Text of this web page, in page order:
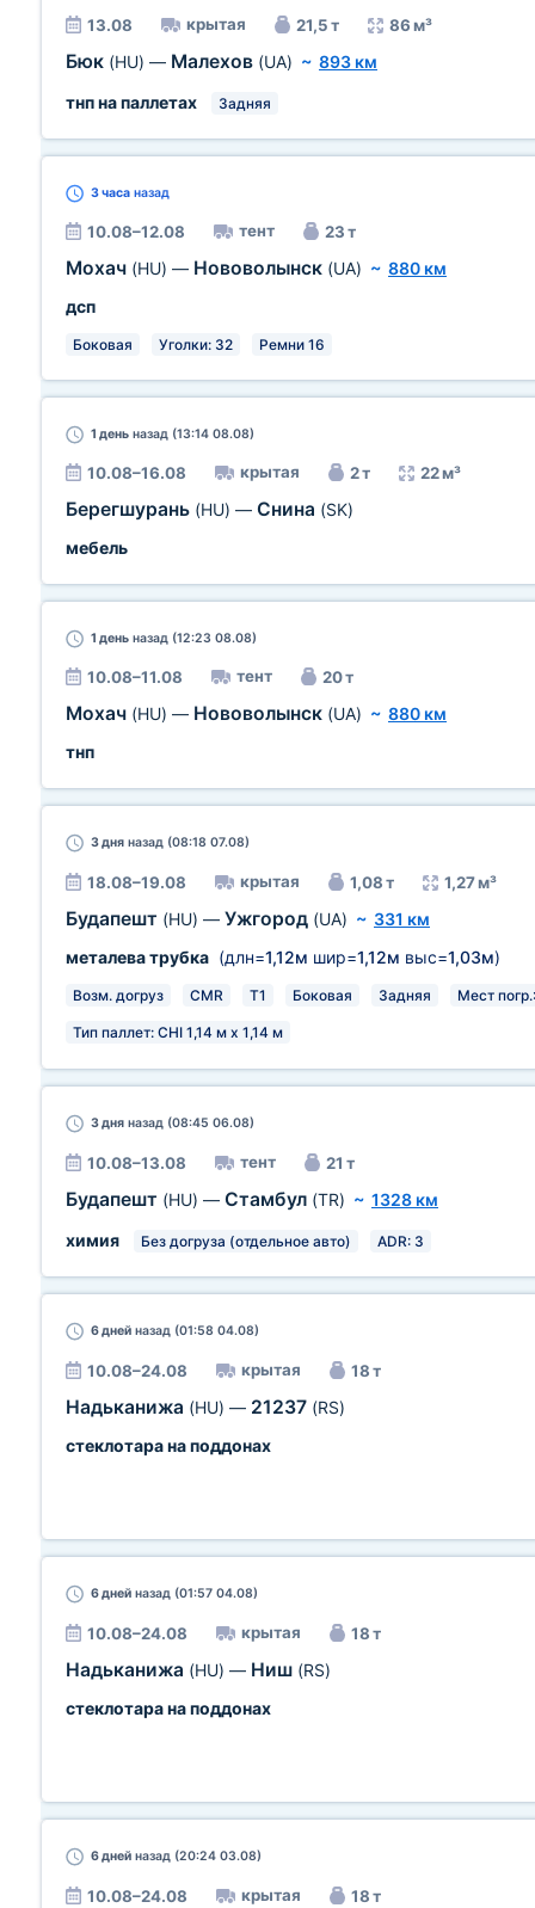
13.08 крытая 21,5 т 86 м³
Бюк (HU) — Малехов (UA) ~ 893 км
тнп на паллетах
Задняя
3 часа назад
10.08–12.08 тент 23 т
Мохач (HU) — Нововолынск (UA) ~ 880 км
дсп
Боковая Уголки: 32 Ремни 16
1 день назад (13:14 08.08)
10.08–16.08 крытая 2 т 22 м³
Берегшурань (HU) — Снина (SK)
мебель
1 день назад (12:23 08.08)
10.08–11.08 тент 20 т
Мохач (HU) — Нововолынск (UA) ~ 880 км
тнп
3 дня назад (08:18 07.08)
18.08–19.08 крытая 1,08 т 1,27 м³
Будапешт (HU) — Ужгород (UA) ~ 331 км
металева трубка (длн=1,12м шир=1,12м выс=1,03м)
Возм. догруз CMR T1 Боковая Задняя Мест
Тип паллет: CHI 1,14 м х 1,14 м
3 дня назад (08:45 06.08)
10.08–13.08 тент 21 т
Будапешт (HU) — Стамбул (TR) ~ 1328 км
химия
Без догруза (отдельное авто) ADR: 3
6 дней назад (01:58 04.08)
10.08–24.08 крытая 18 т
Надьканижа (HU) — 21237 (RS)
стеклотара на поддонах
6 дней назад (01:57 04.08)
10.08–24.08 крытая 18 т
Надьканижа (HU) — Ниш (RS)
стеклотара на поддонах
6 дней назад (20:24 03.08)
10.08–24.08 крытая 18 т